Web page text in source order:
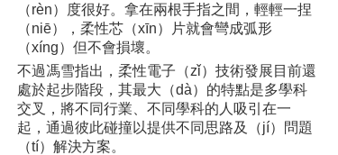
（rèn）度很好。拿在兩根手指之間，輕輕一捏
（niē），柔性芯（xīn）片就會彎成弧形
（xíng）但不會損壞。
不過馮雪指出，柔性電子（zǐ）技術發展目前還
處於起步階段，其最大（dà）的特點是多學科
交叉，將不同行業、不同學科的人吸引在一
起，通過彼此碰撞以提供不同思路及（jí）問題
（tí）解決方案。